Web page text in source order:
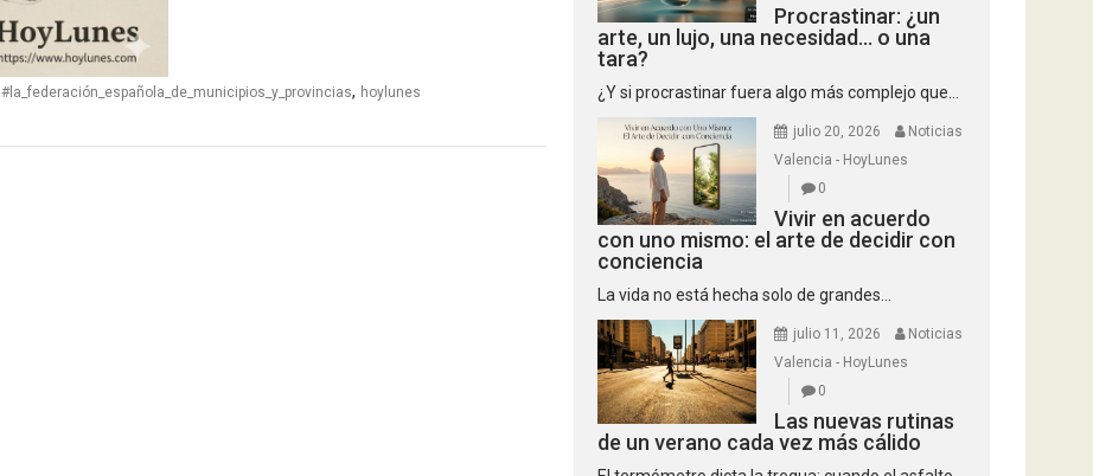
#la_federación_española_de_municipios_y_provincias, hoylunes
Procrastinar: ¿un
arte, un lujo, una necesidad… o una
tara?
¿Y si procrastinar fuera algo más complejo que...
julio 20, 2026
Noticias
Valencia - HoyLunes
0
Vivir en acuerdo
con uno mismo: el arte de decidir con
conciencia
La vida no está hecha solo de grandes...
julio 11, 2026
Noticias
Valencia - HoyLunes
0
Las nuevas rutinas
de un verano cada vez más cálido